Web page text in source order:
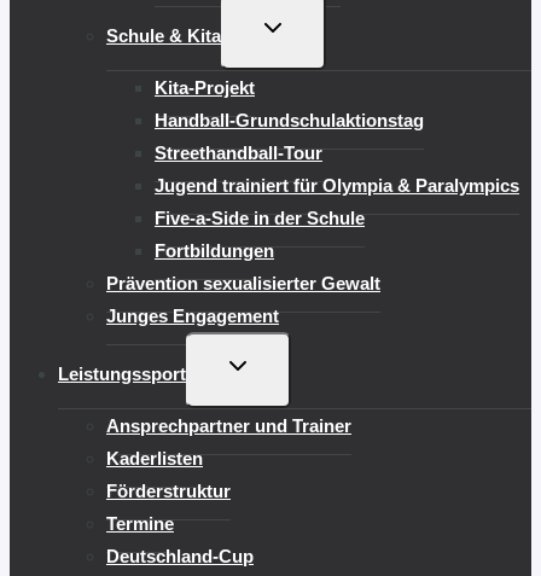
Schule & Kita
UNTERMENÜ
Kita-Projekt
Handball-Grundschulaktionstag
Streethandball-Tour
Jugend trainiert für Olympia & Paralympics
Five-a-Side in der Schule
Fortbildungen
Prävention sexualisierter Gewalt
Junges Engagement
Leistungssport
UNTERMENÜ
Ansprechpartner und Trainer
Kaderlisten
Förderstruktur
Termine
Deutschland-Cup